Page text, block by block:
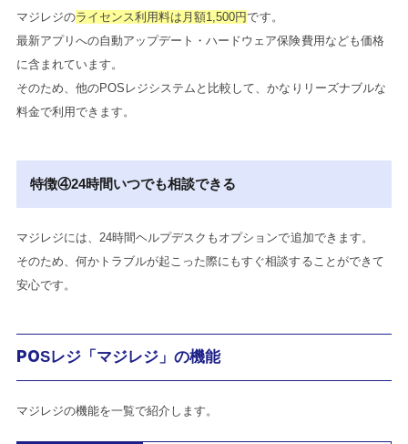
マジレジのライセンス利用料は月額1,500円です。
最新アプリへの自動アップデート・ハードウェア保険費用なども価格
に含まれています。
そのため、他のPOSレジシステムと比較して、かなりリーズナブルな
料金で利用できます。
特徴④24時間いつでも相談できる
マジレジには、24時間ヘルプデスクもオプションで追加できます。
そのため、何かトラブルが起こった際にもすぐ相談することができて
安心です。
POSレジ「マジレジ」の機能
マジレジの機能を一覧で紹介します。